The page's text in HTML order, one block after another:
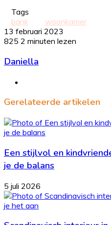
Tags
bank
woonkamer
13 februari 2023
825 2 minuten lezen
Daniella
Gerelateerde artikelen
Een stijlvol en
je de balans
5 juli 2026